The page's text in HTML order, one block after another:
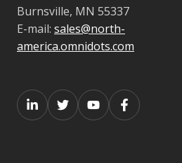
Burnsville, MN 55337
E-mail: sales@north-
america.omnidots.com